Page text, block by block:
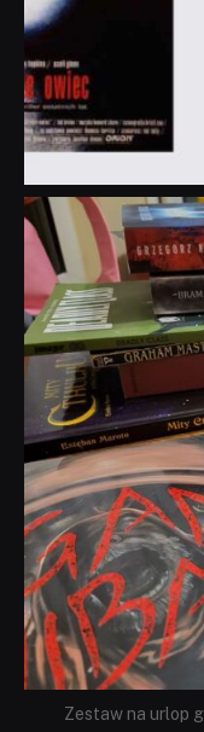
Zestaw na urlop